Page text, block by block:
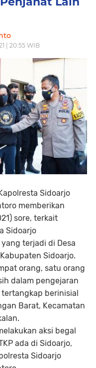
| 20:55 WIB
Sidoarjo
memberikan
sore, terkait
Sidoarjo
terjadi di Desa
Sidoarjo.
orang, satu orang
dalam pengejaran
tertangkap berinisial
Barat, Kecamatan
aksi begal
ada di Sidoarjo,
Sidoarjo